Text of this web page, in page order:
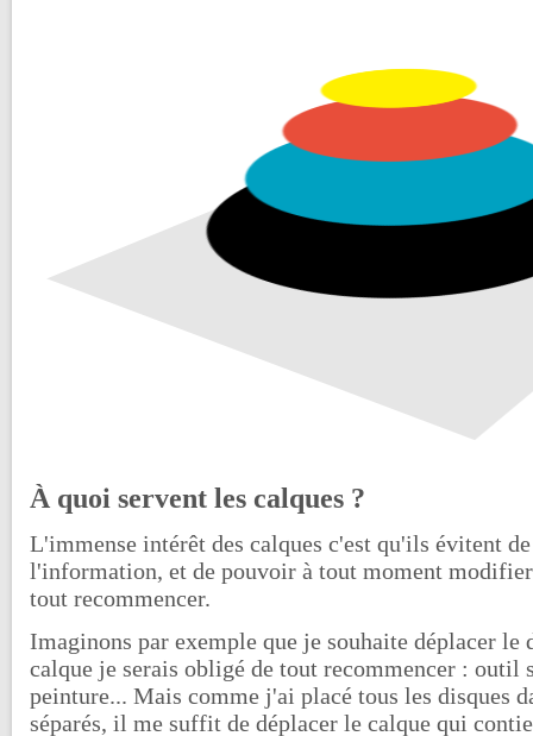
À quoi servent les calques ?
L'immense intérêt des calques c'est qu'ils évitent
l'information, et de pouvoir à tout moment
tout recommencer.
Imaginons par exemple que je souhaite déplacer le
calque je serais obligé de tout recommencer : outil
peinture... Mais comme j'ai placé tous les disques
séparés, il me suffit de déplacer le calque qui